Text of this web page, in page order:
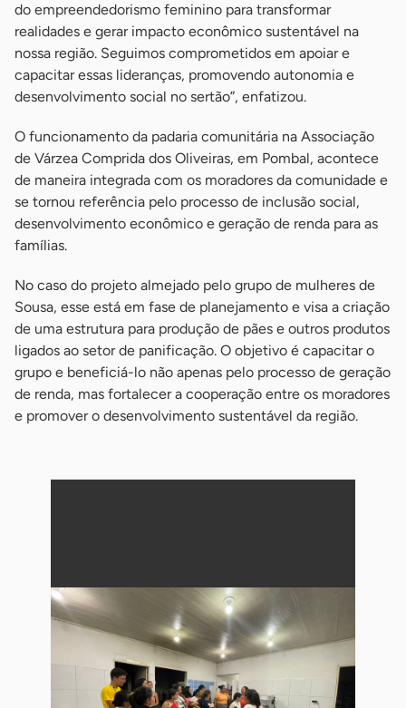
do empreendedorismo feminino para transformar
realidades e gerar impacto econômico sustentável na
nossa região. Seguimos comprometidos em apoiar e
capacitar essas lideranças, promovendo autonomia e
desenvolvimento social no sertão”, enfatizou.
O funcionamento da padaria comunitária na Associação
de Várzea Comprida dos Oliveiras, em Pombal, acontece
de maneira integrada com os moradores da comunidade e
se tornou referência pelo processo de inclusão social,
desenvolvimento econômico e geração de renda para as
famílias.
No caso do projeto almejado pelo grupo de mulheres de
Sousa, esse está em fase de planejamento e visa a criação
de uma estrutura para produção de pães e outros produtos
ligados ao setor de panificação. O objetivo é capacitar o
grupo e beneficiá-lo não apenas pelo processo de geração
de renda, mas fortalecer a cooperação entre os moradores
e promover o desenvolvimento sustentável da região.